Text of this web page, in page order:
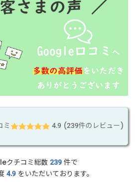
ミ 4.9 (239件のレビュー)
クチコミ総数 239件で
4.9 をいただいております。